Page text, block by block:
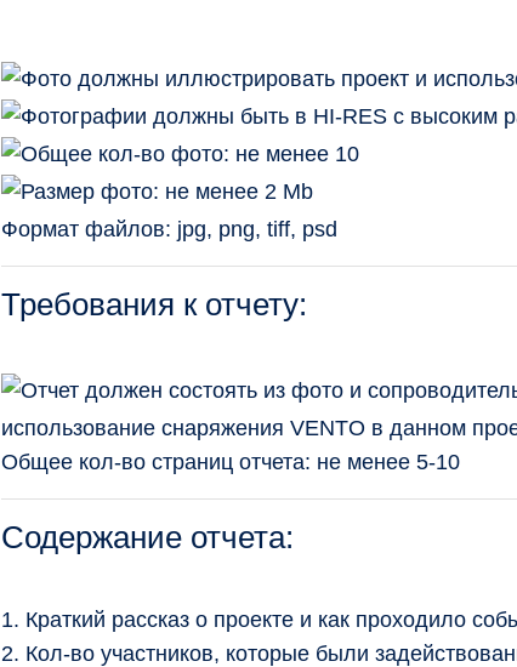
Фото должны иллюстрировать проект и
Фотографии должны быть в HI-RES с высоким
Общее кол-во фото: не менее 10
Размер фото: не менее 2 Mb
Формат файлов: jpg, png, tiff, psd
Требования к отчету:
Отчет должен состоять из фото и
использование снаряжения VENTO в данном
Общее кол-во страниц отчета: не менее 5-10
Содержание отчета:
1. Краткий рассказ о проекте и как проходило
2. Кол-во участников, которые были